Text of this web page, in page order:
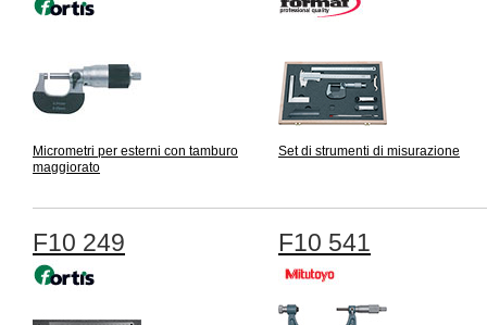
Micrometri per esterni con tamburo
maggiorato
Set di strumenti di misurazione
F10 249 F10 541